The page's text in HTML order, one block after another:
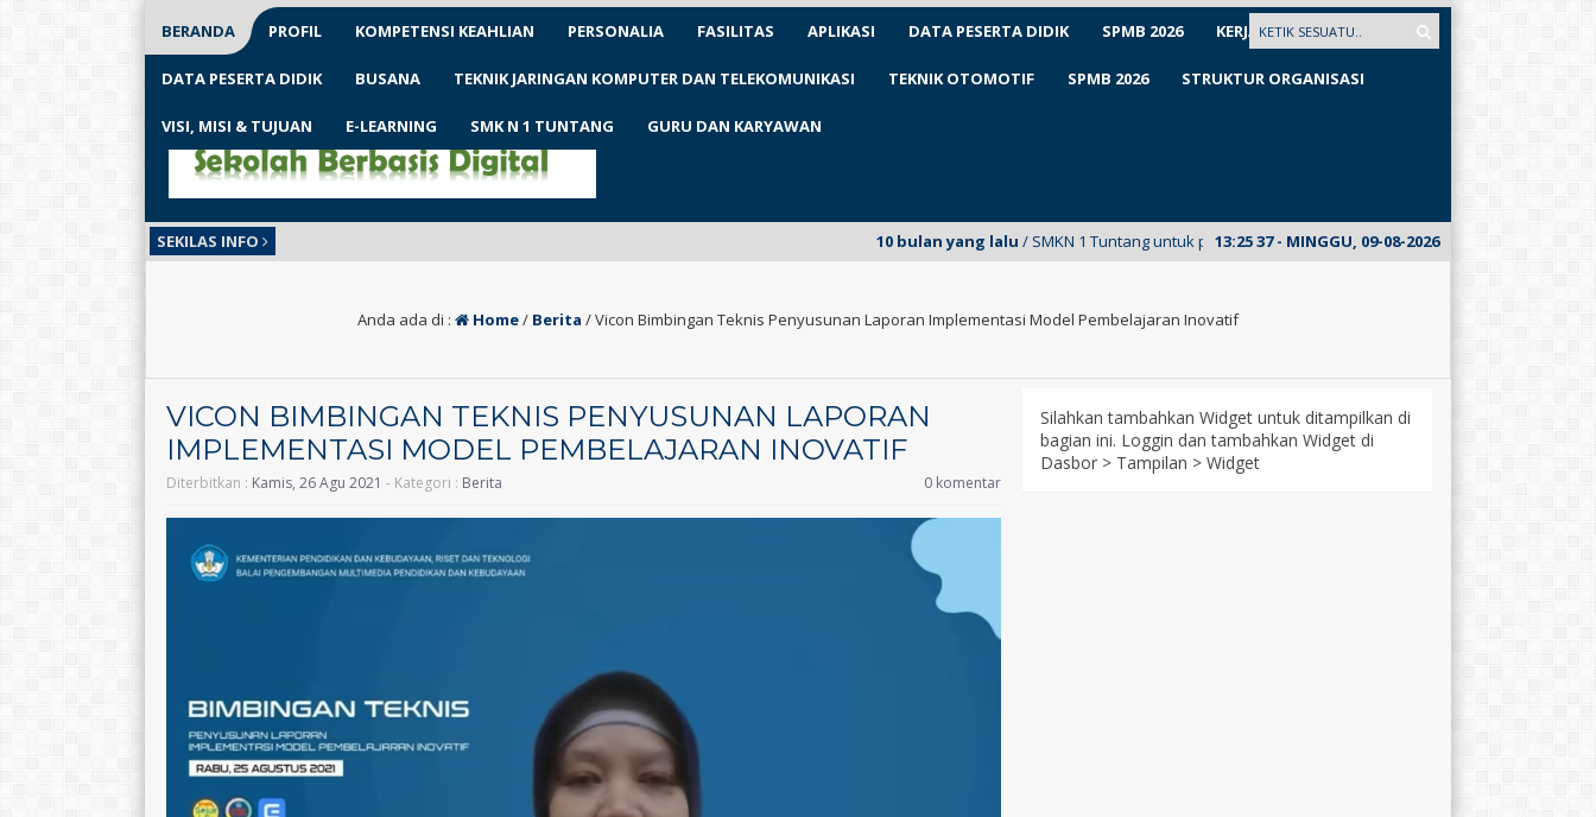
BERANDA PROFIL KOMPETENSI KEAHLIAN PERSONALIA FASILITAS APLIKASI DATA PESERTA DIDIK SPMB 2026 KERJASAMA
DATA PESERTA DIDIK BUSANA TEKNIK JARINGAN KOMPUTER DAN TELEKOMUNIKASI TEKNIK OTOMOTIF SPMB 2026 STRUKTUR ORGANISASI
VISI, MISI & TUJUAN E-LEARNING SMK N 1 TUNTANG GURU DAN KARYAWAN
SEKILAS INFO 13:2538- MINGGU, 09-08-2026
10 bulan yang lalu/ SMKN 1 Tuntang untuk pertama kalinya meluncurkan E-Mading dari kelas XII
Anda ada di : Home/ Berita /Vicon Bimbingan Teknis Penyusunan Laporan Implementasi Model Pembelajaran Inovatif
VICON BIMBINGAN TEKNIS PENYUSUNAN LAPORAN
IMPLEMENTASI MODEL PEMBELAJARAN INOVATIF
Diterbitkan : Kamis, 26 Agu 2021 - Kategori : Berita 0 komentar
Silahkan tambahkan Widget untuk ditampilkan di
bagian ini. Loggin dan tambahkan Widget di
Dasbor > Tampilan > Widget